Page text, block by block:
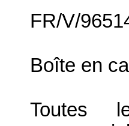
FR/V/
Boîte en
Toutes